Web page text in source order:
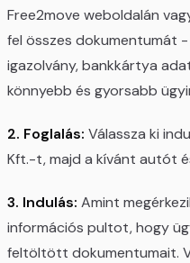
Free2move weboldalán
fel összes dokumentumát
igazolvány, bankkártya
könnyebb és gyorsabb
2. Foglalás: Válassza ki
Kft.-t, majd a kívánt autót
3. Indulás: Amint
információs pultot, hogy
feltöltött dokumentumait.